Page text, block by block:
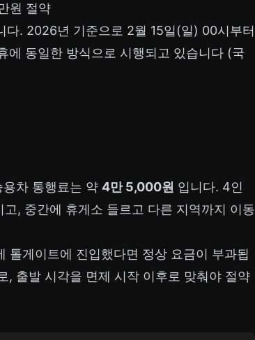
원 절약
다. 2026년 기준으로 2월 15일(일) 00시부터
에 동일한 방식으로 시행되고 있습니다 (국
차 통행료는 약 4만 5,000원 입니다. 4인
, 중간에 휴게소 들르고 다른 지역까지 이동
게이트에 진입했다면 정상 요금이 부과됩
, 출발 시각을 면제 시작 이후로 맞춰야 절약